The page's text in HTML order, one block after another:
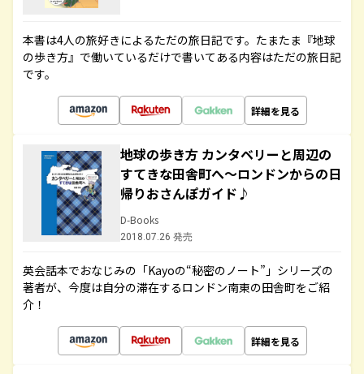
本書は4人の旅好きによるただの旅日記です。たまたま『地球
の歩き方』で働いているだけで書いてある内容はただの旅日記
です。
詳細を見る
地球の歩き方 カンタベリーと周辺の
すてきな田舎町へ～ロンドンからの日
帰りおさんぽガイド♪
D-Books
2018.07.26 発売
英会話本でおなじみの「Kayoの“秘密のノート”」シリーズの
著者が、今度は自分の滞在するロンドン南東の田舎町をご紹
介！
詳細を見る